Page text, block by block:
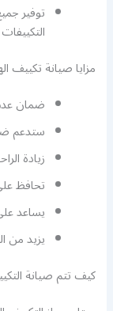
توفير
مزايا صيانة تكييف
ضمان عدم
ستدعم
زيادة
تحافظ
يساعد
يزيد من
كيف تتم صيانة